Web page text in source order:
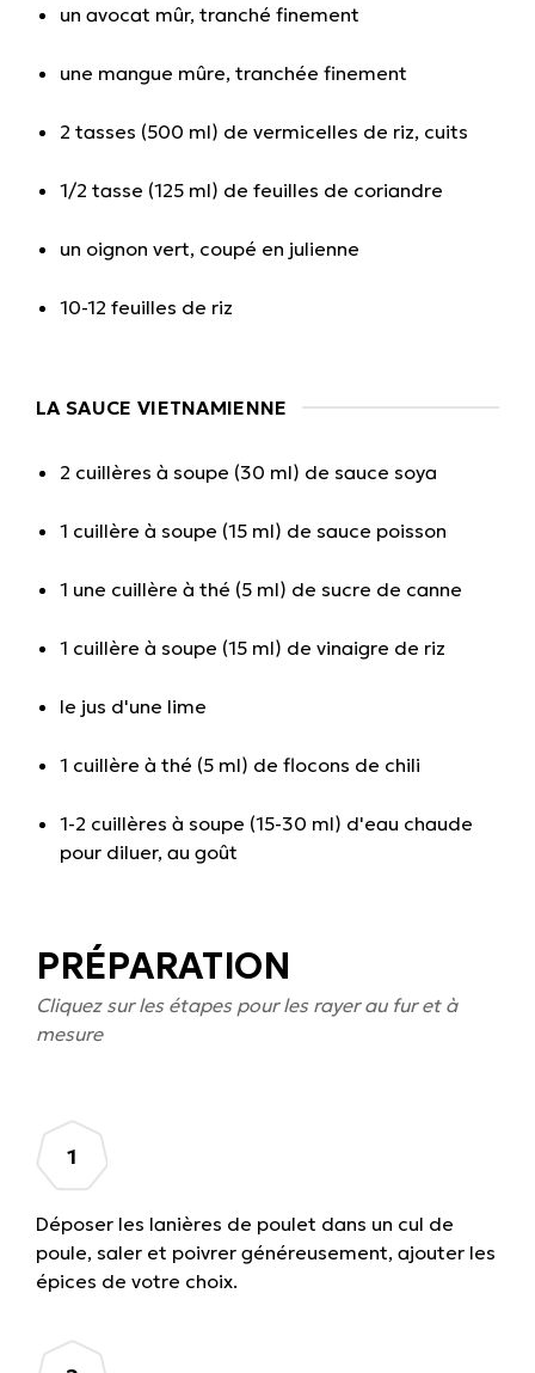
un avocat mûr, tranché finement
une mangue mûre, tranchée finement
2 tasses (500 ml) de vermicelles de riz, cuits
1/2 tasse (125 ml) de feuilles de coriandre
un oignon vert, coupé en julienne
10-12 feuilles de riz
LA SAUCE VIETNAMIENNE
2 cuillères à soupe (30 ml) de sauce soya
1 cuillère à soupe (15 ml) de sauce poisson
1 une cuillère à thé (5 ml) de sucre de canne
1 cuillère à soupe (15 ml) de vinaigre de riz
le jus d'une lime
1 cuillère à thé (5 ml) de flocons de chili
1-2 cuillères à soupe (15-30 ml) d'eau chaude
pour diluer, au goût
PRÉPARATION
Cliquez sur les étapes pour les rayer au fur et à
mesure
Déposer les lanières de poulet dans un cul de
poule, saler et poivrer généreusement, ajouter les
épices de votre choix.